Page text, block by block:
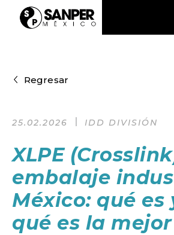
Regresar
25.02.2026 IDD DIVISIÓN
XLPE
embalaje
México: qué es
qué es la